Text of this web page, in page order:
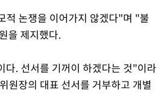
적 논쟁을 이어가지 않겠다"며 "불
을 제지했다.
다. 선서를 기꺼이 하겠다는 것"이라
원장의 대표 선서를 거부하고 개별